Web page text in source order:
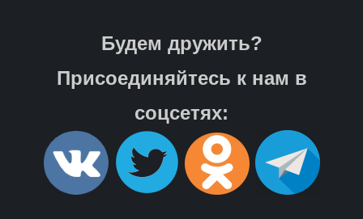
Будем дружить?
Присоединяйтесь к нам в
соцсетях: